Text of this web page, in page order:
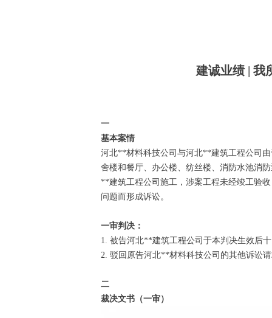
建诚业绩 | 我
一
基本案情
河北**材料科技公司与河北**建筑工程公司由
舍楼和餐厅、办公楼、纺丝楼、消防水池消
**建筑工程公司施工，涉案工程未经竣工验
问题而形成诉讼。
一审判决：
1. 被告河北**建筑工程公司于本判决生效后
2. 驳回原告河北**材料科技公司的其他诉讼
二
裁决文书（一审）